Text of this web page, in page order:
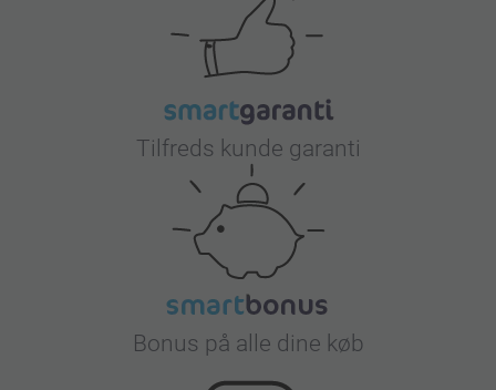
Tilfreds kunde garanti
Bonus på alle dine køb